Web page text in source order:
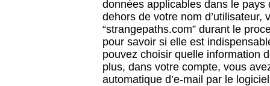
données applicables dans le
dehors de votre nom
“strangepaths.com” durant le
pour savoir si elle est
pouvez choisir quelle information
plus, dans votre compte, vous
automatique d’e-mail par le